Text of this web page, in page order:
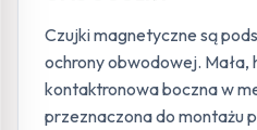
Czujki magnetyczne są
ochrony obwodowej.
kontaktronowa boczna w
przeznaczona do montażu